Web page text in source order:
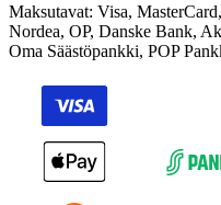
Maksutavat: Visa,
Nordea, OP, Danske Bank,
Oma Säästöpankki, POP